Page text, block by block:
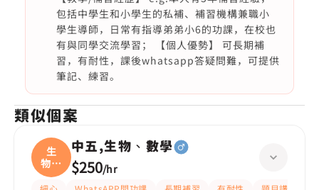
包括中學生和小學生的私補、補習機構兼職小
學生導師，日常有指導弟弟小6的功課，在校也
有與同學交流學習； 【個人優勢】 可長期補
習，有耐性，課後whatsapp答疑問難，可提供
筆記、練習。
類似個案
生
物、
數學
中五,生物、數學
$250/hr